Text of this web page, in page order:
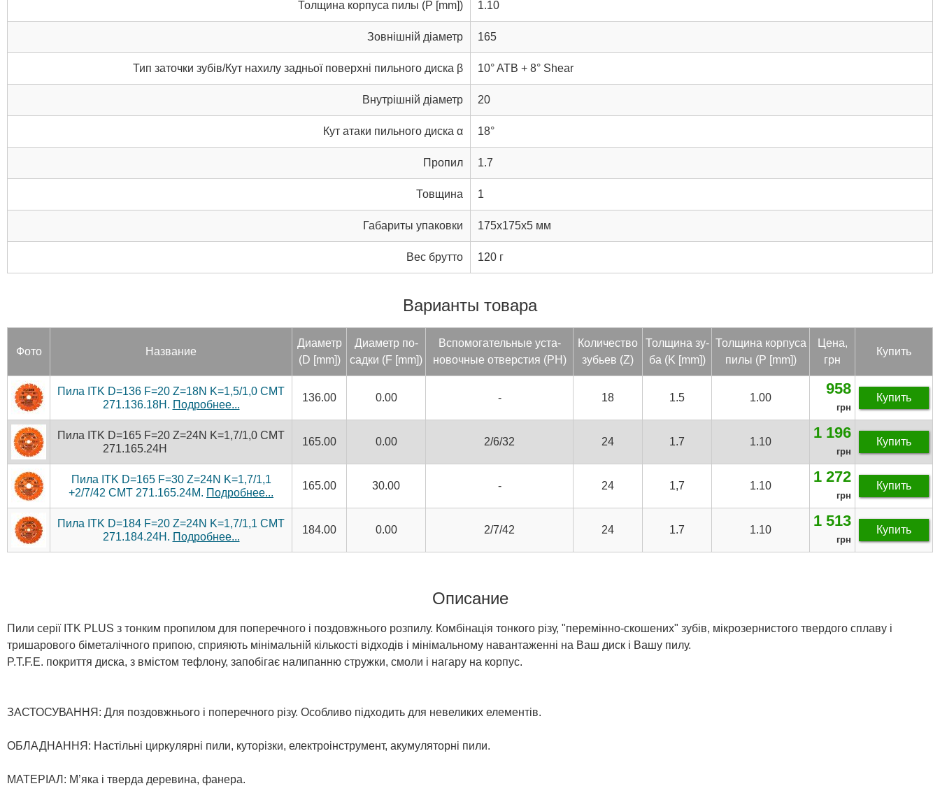
Толщина корпуса пилы (P [mm]) 1.10
Зовнішній діаметр 165
Тип заточки зубів/Кут нахилу задньої поверхні пильного диска β 10° ATB + 8° Shear
Внутрішній діаметр 20
Кут атаки пильного диска α 18°
Пропил 1.7
Товщина 1
Габариты упаковки 175x175x5 мм
Вес брутто 120 г
Варианты товара
Фото Название
Ди­аметр
(D [mm])
Ди­аметр по­
сад­ки (F [mm])
Вспо­мога­тель­ные ус­та­
новоч­ные от­вер­стия (PH)
Ко­личес­тво
зубь­ев (Z)
Тол­щи­на зу­
ба (K [mm])
Тол­щи­на кор­пу­са
пи­лы (P [mm])
Цена,
грн
Купить
Пила ITK D=136 F=20 Z=18N K=1,5/1,0 CMT
271.136.18H. Подробнее...
136.00 0.00 - 18 1.5 1.00
958
грн
Купить
Пила ITK D=165 F=20 Z=24N K=1,7/1,0 CMT
271.165.24H
165.00 0.00 2/6/32 24 1.7 1.10
1 196
грн
Купить
Пила ITK D=165 F=30 Z=24N K=1,7/1,1
+2/7/42 CMT 271.165.24M. Подробнее...
165.00 30.00 - 24 1,7 1.10
1 272
грн
Купить
Пила ITK D=184 F=20 Z=24N K=1,7/1,1 CMT
271.184.24H. Подробнее...
184.00 0.00 2/7/42 24 1.7 1.10
1 513
грн
Купить
Описание
Пили серії ITK PLUS з тонким пропилом для поперечного і поздовжнього розпилу. Комбінація тонкого різу, "перемінно-скошених" зубів, мікрозернистого твердого сплаву і
тришарового біметалічного припою, сприяють мінімальній кількості відходів і мінімальному навантаженні на Ваш диск і Вашу пилу.
P.T.F.E. покриття диска, з вмістом тефлону, запобігає налипанню стружки, смоли і нагару на корпус.
ЗАСТОСУВАННЯ: Для поздовжнього і поперечного різу. Особливо підходить для невеликих елементів.
ОБЛАДНАННЯ: Настільні циркулярні пили, куторізки, електроінструмент, акумуляторні пили.
МАТЕРІАЛ: М’яка і тверда деревина, фанера.